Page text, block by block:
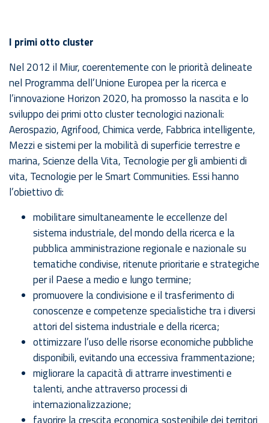
I primi otto cluster
Nel 2012 il Miur, coerentemente con le priorità delineate
nel Programma dell’Unione Europea per la ricerca e
l’innovazione Horizon 2020, ha promosso la nascita e lo
sviluppo dei primi otto cluster tecnologici nazionali:
Aerospazio, Agrifood, Chimica verde, Fabbrica intelligente,
Mezzi e sistemi per la mobilità di superficie terrestre e
marina, Scienze della Vita, Tecnologie per gli ambienti di
vita, Tecnologie per le Smart Communities. Essi hanno
l’obiettivo di:
mobilitare simultaneamente le eccellenze del
sistema industriale, del mondo della ricerca e la
pubblica amministrazione regionale e nazionale su
tematiche condivise, ritenute prioritarie e strategiche
per il Paese a medio e lungo termine;
promuovere la condivisione e il trasferimento di
conoscenze e competenze specialistiche tra i diversi
attori del sistema industriale e della ricerca;
ottimizzare l’uso delle risorse economiche pubbliche
disponibili, evitando una eccessiva frammentazione;
migliorare la capacità di attrarre investimenti e
talenti, anche attraverso processi di
internazionalizzazione;
favorire la crescita economica sostenibile dei territori